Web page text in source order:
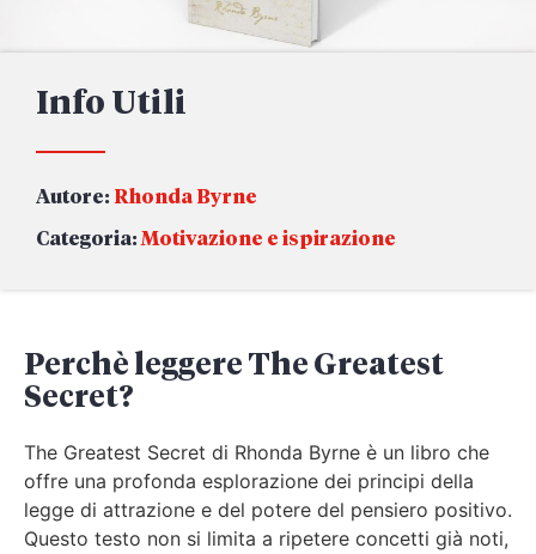
Info Utili
Autore: Rhonda Byrne
Categoria: Motivazione e ispirazione
Perchè leggere The Greatest
Secret?
The Greatest Secret di Rhonda Byrne è un libro che
offre una profonda esplorazione dei principi della
legge di attrazione e del potere del pensiero positivo.
Questo testo non si limita a ripetere concetti già noti,